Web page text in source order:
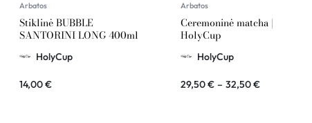
Arbatos
Stiklinė BUBBLE
SANTORINI LONG 400ml
HolyCup
14,00€
Arbatos
Ceremoninė matcha |
HolyCup
HolyCup
29,50€ – 32,50€